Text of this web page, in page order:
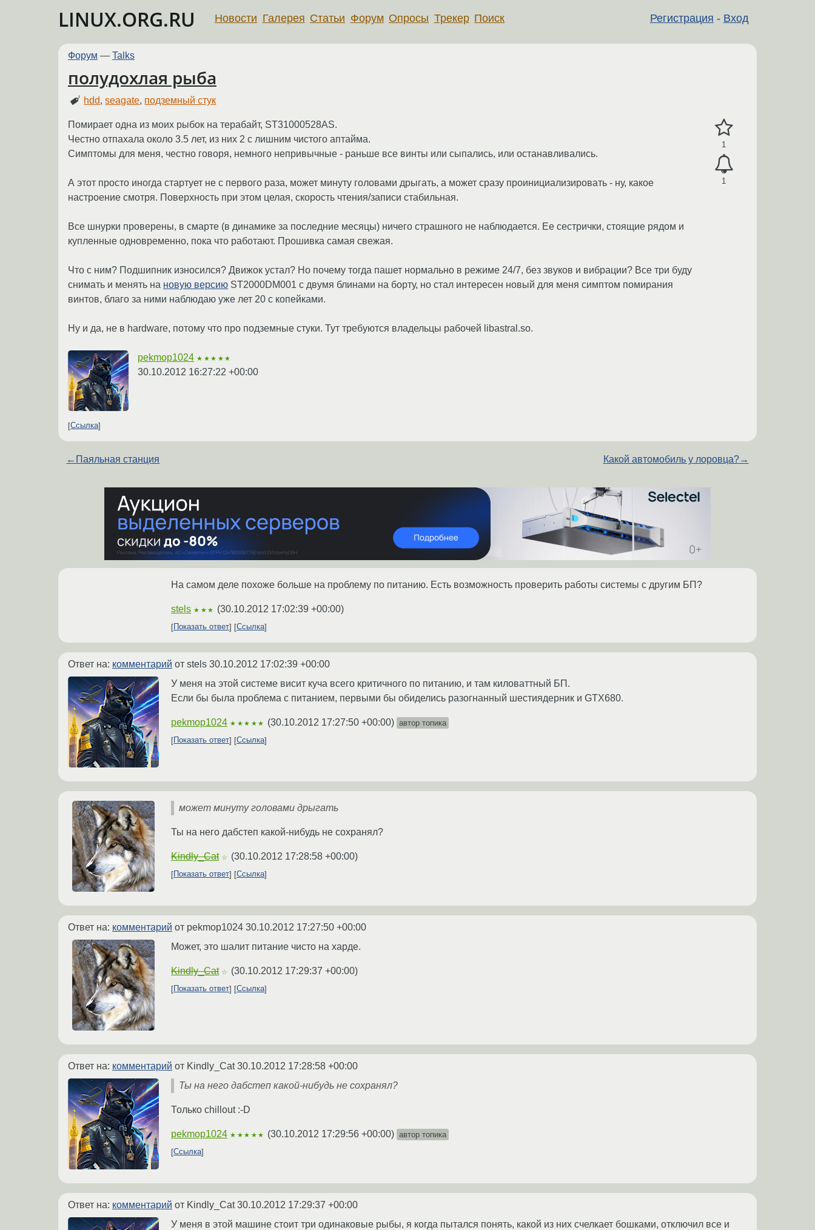
LINUX.ORG.RU Регистрация - Вход
Новости Галерея Статьи Форум Опросы Трекер Поиск
Форум — Talks
полудохлая рыба
hdd,seagate, подземный стук
1
1
Помирает одна из моих рыбок на терабайт, ST31000528AS.
Честно отпахала около 3.5 лет, из них 2 с лишним чистого аптайма.
Симптомы для меня, честно говоря, немного непривычные - раньше все винты или сыпались, или останавливались.
А этот просто иногда стартует не с первого раза, может минуту головами дрыгать, а может сразу проинициализировать - ну, какое
настроение смотря. Поверхность при этом целая, скорость чтения/записи стабильная.
Все шнурки проверены, в смарте (в динамике за последние месяцы) ничего страшного не наблюдается. Ее сестрички, стоящие рядом и
купленные одновременно, пока что работают. Прошивка самая свежая.
Что с ним? Подшипник износился? Движок устал? Но почему тогда пашет нормально в режиме 24/7, без звуков и вибрации? Все три буду
снимать и менять на новую версию ST2000DM001 c двумя блинами на борту, но стал интересен новый для меня симптом помирания
винтов, благо за ними наблюдаю уже лет 20 с копейками.
Ну и да, не в hardware, потому что про подземные стуки. Тут требуются владельцы рабочей libastral.so.
pekmop1024 ★★★★★
30.10.2012 16:27:22 +00:00
Ссылка
← Паяльная станция Какой автомобиль у лоровца?→
На самом деле похоже больше на проблему по питанию. Есть возможность проверить работы системы с другим БП?
stels ★★★ (30.10.2012 17:02:39 +00:00)
Показать ответ Ссылка
Ответ на: комментарий от stels 30.10.2012 17:02:39 +00:00
У меня на этой системе висит куча всего критичного по питанию, и там киловаттный БП.
Если бы была проблема с питанием, первыми бы обиделись разогнанный шестиядерник и GTX680.
pekmop1024 ★★★★★ (30.10.2012 17:27:50 +00:00) автор топика
Показать ответ
Ссылка
может минуту головами дрыгать
Ты на него дабстеп какой-нибудь не сохранял?
Kindly_Cat ☆ (30.10.2012 17:28:58 +00:00)
Показать ответ Ссылка
Ответ на: комментарий от pekmop1024 30.10.2012 17:27:50 +00:00
Может, это шалит питание чисто на харде.
Kindly_Cat ☆ (30.10.2012 17:29:37 +00:00)
Показать ответ Ссылка
Ответ на: комментарий от Kindly_Cat30.10.2012 17:28:58 +00:00
Ты на него дабстеп какой-нибудь не сохранял?
Только chillout :-D
pekmop1024 ★★★★★ (30.10.2012 17:29:56 +00:00) автор топика
Ссылка
Ответ на: комментарий от Kindly_Cat30.10.2012 17:29:37 +00:00
У меня в этой машине стоит три одинаковые рыбы, я когда пытался понять, какой из них счелкает бошками, отключил все и